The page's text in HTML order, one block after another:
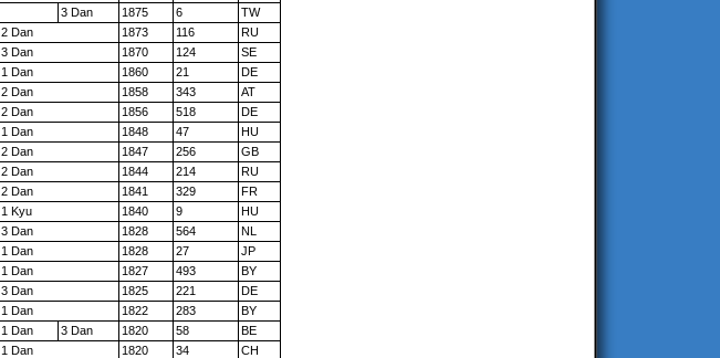
3 Dan 1875 6
TW
2 Dan 1873 116
RU
3 Dan 1870 124
SE
1 Dan 1860 21
DE
2 Dan 1858 343
AT
2 Dan 1856 518
DE
1 Dan 1848 47
HU
2 Dan 1847 256
GB
2 Dan 1844 214
RU
2 Dan 1841 329
FR
1 Kyu 1840 9
HU
3 Dan 1828 564
NL
1 Dan 1828 27
JP
1 Dan 1827 493
BY
3 Dan 1825 221
DE
1 Dan 1822 283
BY
1 Dan 3 Dan 1820 58
BE
1 Dan 1820 34
CH